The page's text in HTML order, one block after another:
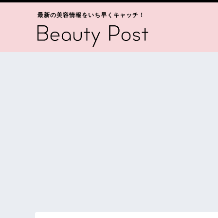
最新の美容情報をいち早くキャッチ！